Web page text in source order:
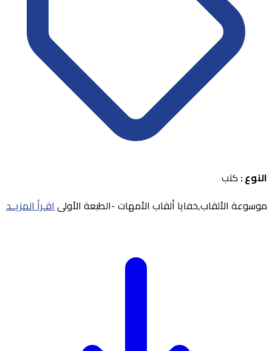
النوع : كتب
موسوعة الألقاب,خفايا ألقاب الأمهات -الطبعة الأولىاقـرأ المزيــد